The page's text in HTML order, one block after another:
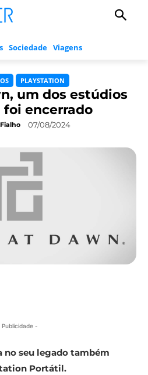
Sociedade Viagens
PLAYSTATION
um dos estúdios
foi encerrado
07/08/2024
Publicidade -
no seu legado também
Portátil.